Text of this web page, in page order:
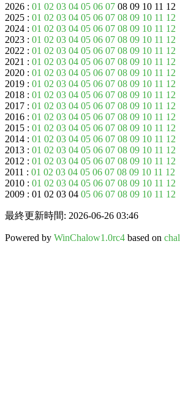
2026 : 01 02 03 04 05 06 07 08 09 10 11 12
2025 : 01 02 03 04 05 06 07 08 09 10 11 12
2024 : 01 02 03 04 05 06 07 08 09 10 11 12
2023 : 01 02 03 04 05 06 07 08 09 10 11 12
2022 : 01 02 03 04 05 06 07 08 09 10 11 12
2021 : 01 02 03 04 05 06 07 08 09 10 11 12
2020 : 01 02 03 04 05 06 07 08 09 10 11 12
2019 : 01 02 03 04 05 06 07 08 09 10 11 12
2018 : 01 02 03 04 05 06 07 08 09 10 11 12
2017 : 01 02 03 04 05 06 07 08 09 10 11 12
2016 : 01 02 03 04 05 06 07 08 09 10 11 12
2015 : 01 02 03 04 05 06 07 08 09 10 11 12
2014 : 01 02 03 04 05 06 07 08 09 10 11 12
2013 : 01 02 03 04 05 06 07 08 09 10 11 12
2012 : 01 02 03 04 05 06 07 08 09 10 11 12
2011 : 01 02 03 04 05 06 07 08 09 10 11 12
2010 : 01 02 03 04 05 06 07 08 09 10 11 12
2009 : 01 02 03 04 05 06 07 08 09 10 11 12
最終更新時間: 2026-06-26 03:46
Powered by WinChalow1.0rc4 based on